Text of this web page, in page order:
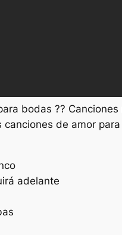
bodas ??
de amor
adelante